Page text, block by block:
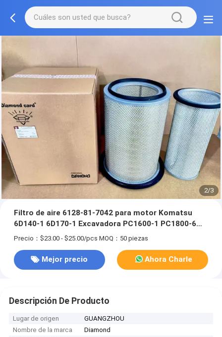
2/3
Filtro de aire 6128-81-7042 para motor Komatsu
6D140-1 6D170-1 Excavadora PC1600-1 PC1800-6
PC650-5 PC710-5 PC800-6
Precio：$23.00 - $25.00/pcs MOQ：50 piezas
Mejor precio Ahora Charle
Descripción De Producto
Lugar de origen
GUANGZHOU
Nombre de la marca
Diamond